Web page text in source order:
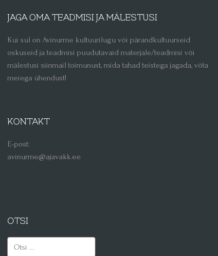
JAGA OMA TEADMISI JA MÄLESTUSI
Kui sul on Avinurme kultuurilugu või pärandkultuurseid
oskuseid ja teadmisi puudutavaid materjale/teadmisi või
mälestusi siinmail toimunust, mida tahad teistega jagada, võta
meiega ühendust!
KONTAKT
E-post:
avinurme@ajavakk.ee
OTSI
Otsi: